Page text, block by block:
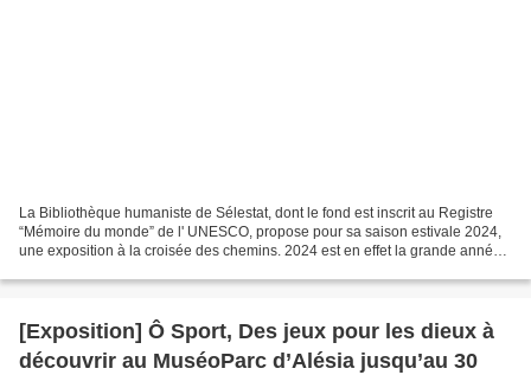
La Bibliothèque humaniste de Sélestat, dont le fond est inscrit au Registre
“Mémoire du monde” de l' UNESCO, propose pour sa saison estivale 2024,
une exposition à la croisée des chemins. 2024 est en effet la grande année
[Exposition] Ô Sport, Des jeux pour les dieux à
découvrir au MuséoParc d’Alésia jusqu’au 30